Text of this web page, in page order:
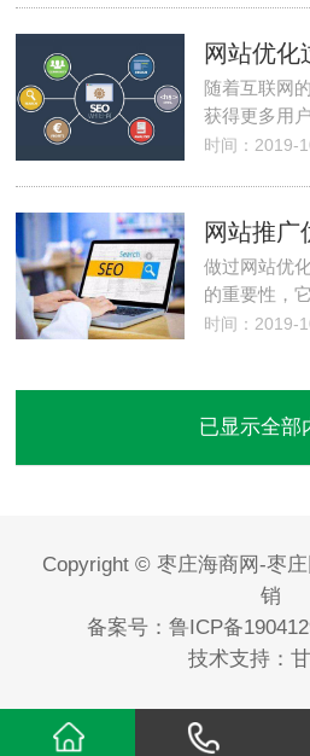
随着互联网
获得更多用
时间：2019-
做过网站优
的重要性，
时间：2019-
已显示全部
Copyright © 枣庄海商网-枣
销
备案号： 鲁ICP备
技术支持：